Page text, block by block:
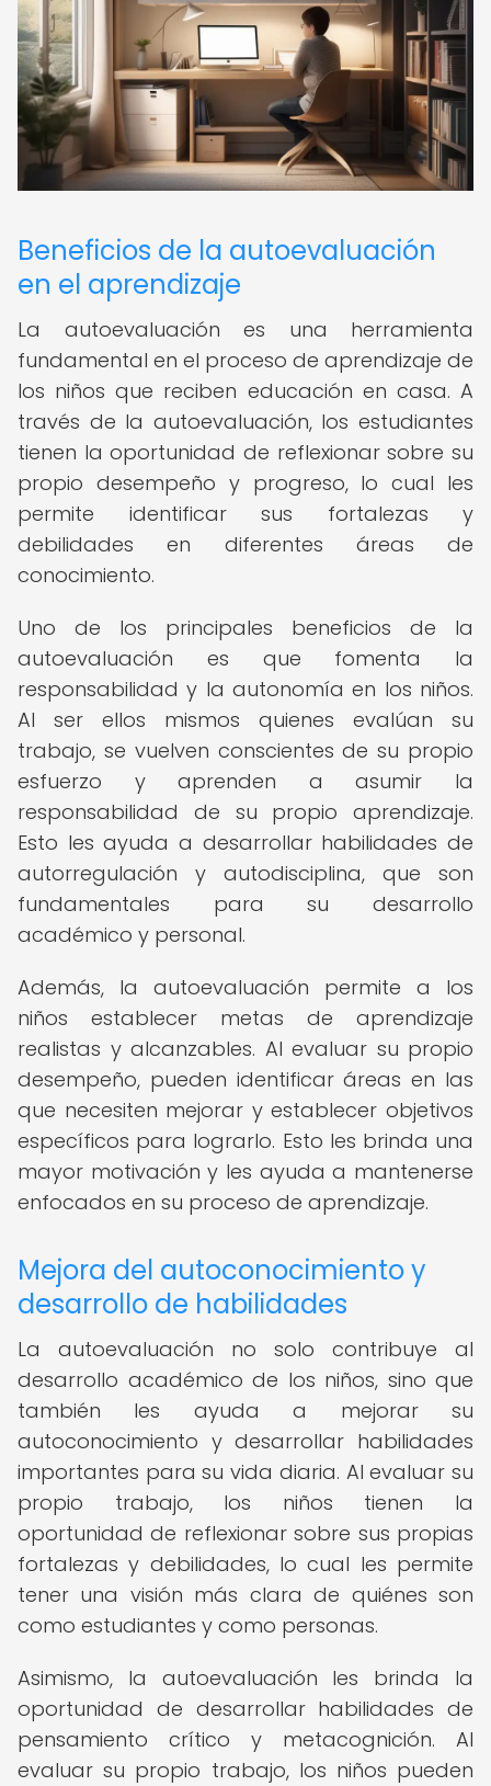
Beneficios de la autoevaluación
en el aprendizaje
La autoevaluación es una herramienta
fundamental en el proceso de aprendizaje de
los niños que reciben educación en casa. A
través de la autoevaluación, los estudiantes
tienen la oportunidad de reflexionar sobre su
propio desempeño y progreso, lo cual les
permite identificar sus fortalezas y
debilidades en diferentes áreas de
conocimiento.
Uno de los principales beneficios de la
autoevaluación es que fomenta la
responsabilidad y la autonomía en los niños.
Al ser ellos mismos quienes evalúan su
trabajo, se vuelven conscientes de su propio
esfuerzo y aprenden a asumir la
responsabilidad de su propio aprendizaje.
Esto les ayuda a desarrollar habilidades de
autorregulación y autodisciplina, que son
fundamentales para su desarrollo
académico y personal.
Además, la autoevaluación permite a los
niños establecer metas de aprendizaje
realistas y alcanzables. Al evaluar su propio
desempeño, pueden identificar áreas en las
que necesiten mejorar y establecer objetivos
específicos para lograrlo. Esto les brinda una
mayor motivación y les ayuda a mantenerse
enfocados en su proceso de aprendizaje.
Mejora del autoconocimiento y
desarrollo de habilidades
La autoevaluación no solo contribuye al
desarrollo académico de los niños, sino que
también les ayuda a mejorar su
autoconocimiento y desarrollar habilidades
importantes para su vida diaria. Al evaluar su
propio trabajo, los niños tienen la
oportunidad de reflexionar sobre sus propias
fortalezas y debilidades, lo cual les permite
tener una visión más clara de quiénes son
como estudiantes y como personas.
Asimismo, la autoevaluación les brinda la
oportunidad de desarrollar habilidades de
pensamiento crítico y metacognición. Al
evaluar su propio trabajo, los niños pueden